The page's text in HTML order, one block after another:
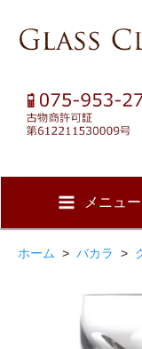
メニュー
ホーム > バカラ >